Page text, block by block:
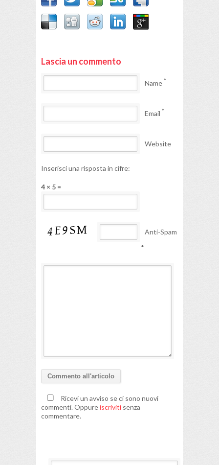
Lascia un commento
Name*
Email *
Website
Inserisci una risposta in cifre:
4 × 5 =
Anti-Spam
*
Ricevi un avviso se ci sono nuovi
commenti. Oppureiscriviti senza
commentare.